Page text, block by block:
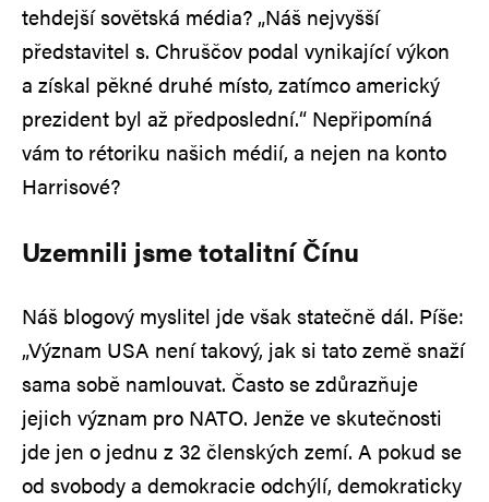
tehdejší sovětská média? „Náš nejvyšší
představitel s. Chruščov podal vynikající výkon
a získal pěkné druhé místo, zatímco americký
prezident byl až předposlední.“ Nepřipomíná
vám to rétoriku našich médií, a nejen na konto
Harrisové?
Uzemnili jsme totalitní Čínu
Náš blogový myslitel jde však statečně dál. Píše:
„Význam USA není takový, jak si tato země snaží
sama sobě namlouvat. Často se zdůrazňuje
jejich význam pro NATO. Jenže ve skutečnosti
jde jen o jednu z 32 členských zemí. A pokud se
od svobody a demokracie odchýlí, demokraticky